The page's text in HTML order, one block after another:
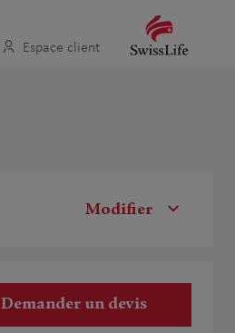
Espace client
Modifier
Demander un devis